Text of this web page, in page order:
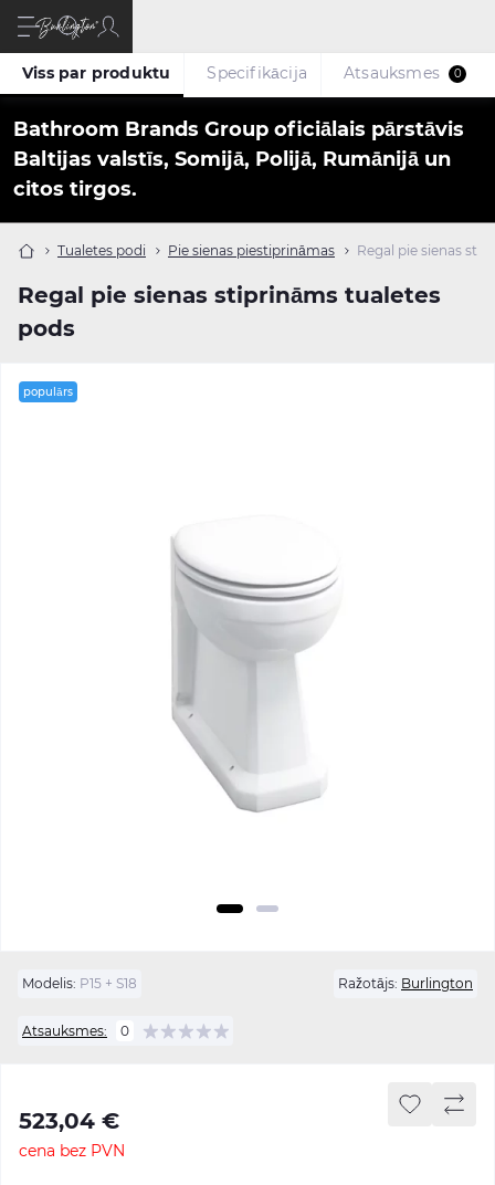
Bathroom Brands Group oficiālais pārstāvis
Baltijas valstīs, Somijā, Polijā, Rumānijā un
citos tirgos.
Tualetes podi Pie sienas piestiprināmas Regal pie sienas
Regal pie sienas stiprināms tualetes
pods
Viss par produktu Specifikācija Atsauksmes 0
populārs
Modelis: P15 + S18 Ražotājs: Burlington
Atsauksmes: 0
523,04 €
cena bez PVN